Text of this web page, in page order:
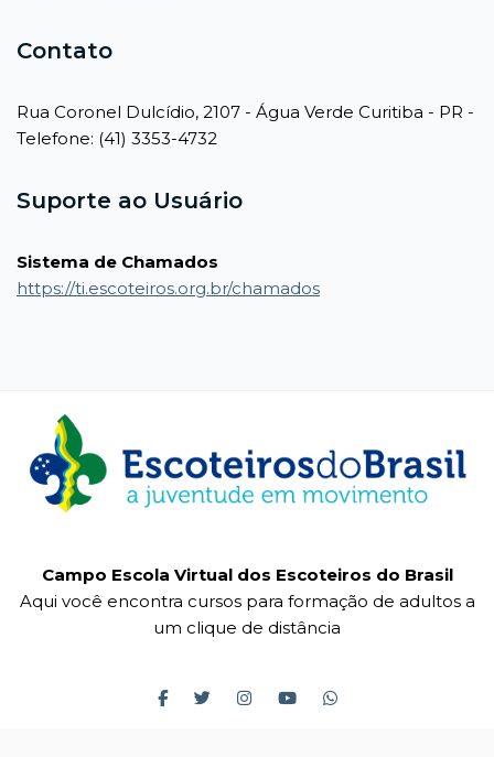
Contato
Rua Coronel Dulcídio, 2107 - Água Verde Curitiba - PR -
Telefone: (41) 3353-4732
Suporte ao Usuário
Sistema de Chamados
https://ti.escoteiros.org.br/chamados
Campo Escola Virtual dos Escoteiros do Brasil
Aqui você encontra cursos para formação de adultos a
um clique de distância